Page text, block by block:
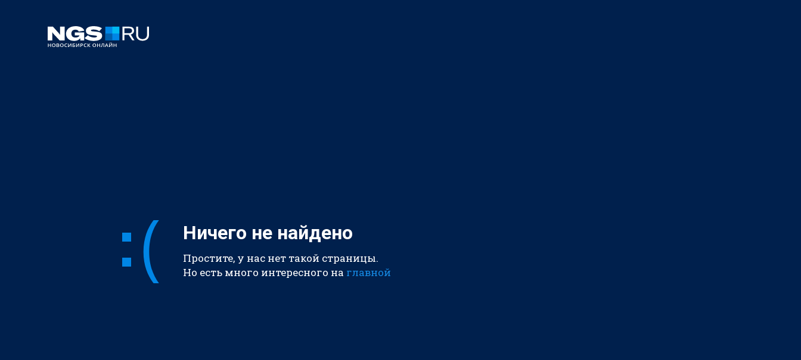
Ничего не найдено
Простите, у нас нет такой страницы.
Но есть много интересного на главной